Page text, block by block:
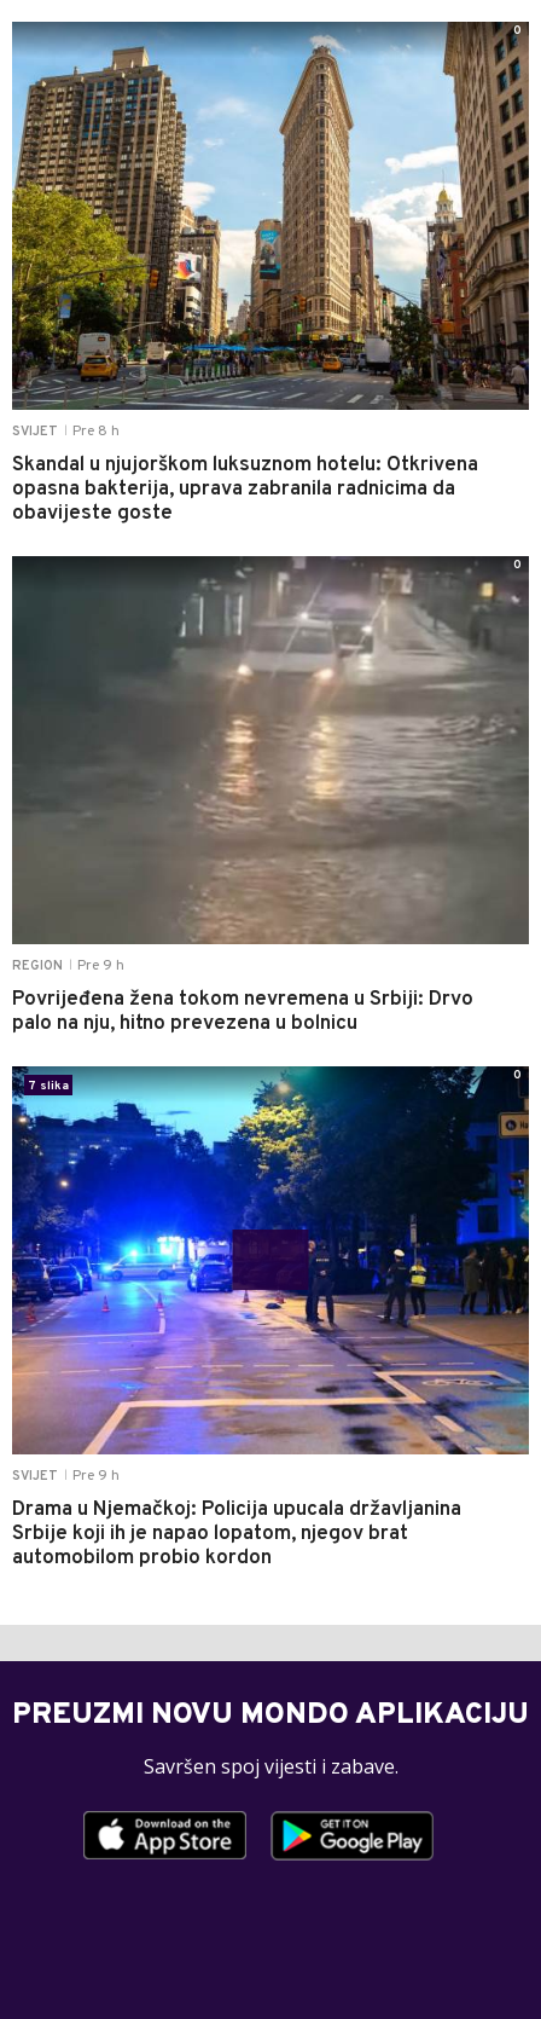
SVIJET Pre 8 h
Skandal u njujorškom luksuznom hotelu: Otkrivena
opasna bakterija, uprava zabranila radnicima da
obavijeste goste
0
REGION Pre 9 h
Povrijeđena žena tokom nevremena u Srbiji: Drvo
palo na nju, hitno prevezena u bolnicu
0
SVIJET Pre 9 h
Drama u Njemačkoj: Policija upucala državljanina
Srbije koji ih je napao lopatom, njegov brat
automobilom probio kordon
7 slika
0
PREUZMI NOVU MONDO APLIKACIJU
Savršen spoj vijesti i zabave.